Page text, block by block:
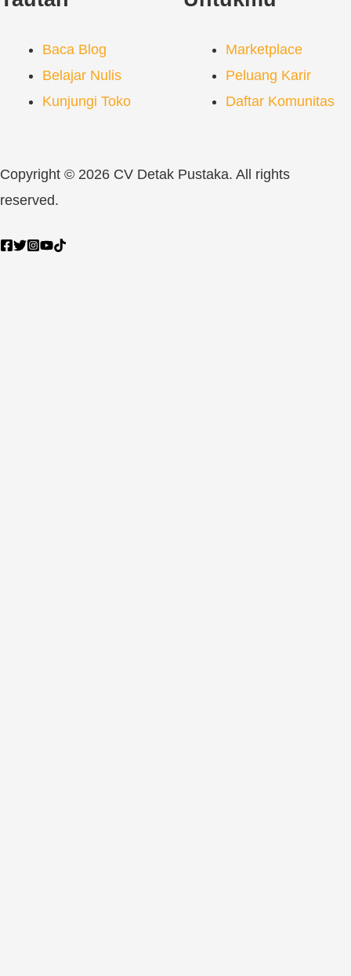
Baca Blog
Belajar Nulis
Kunjungi Toko
Marketplace
Peluang Karir
Daftar Komunitas
Copyright © 2026 CV Detak Pustaka. All rights
reserved.